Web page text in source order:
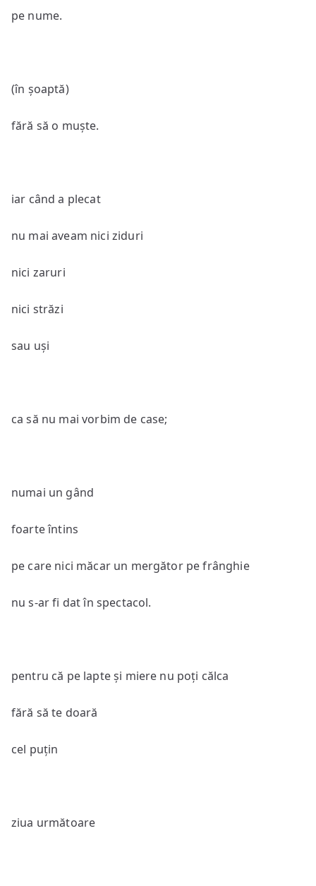
pe nume.
(în șoaptă)
fără să o muște.
iar când a plecat
nu mai aveam nici ziduri
nici zaruri
nici străzi
sau uși
ca să nu mai vorbim de case;
numai un gând
foarte întins
pe care nici măcar un mergător pe frânghie
nu s-ar fi dat în spectacol.
pentru că pe lapte și miere nu poți călca
fără să te doară
cel puțin
ziua următoare